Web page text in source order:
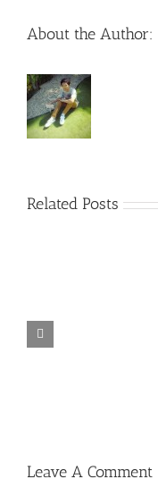
About the Author:
Related Posts
Leave A Comment